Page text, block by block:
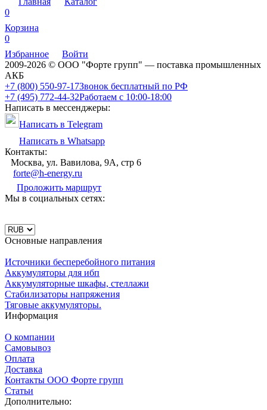
0
Корзина
0
Избранное
Войти
2009-2026 © ООО "Форте групп" — поставка промышленных
АКБ
+7 (800) 550-97-17Звонок бесплатный по РФ
+7 (495) 772-44-32Работаем с 10:00-18:00
Написать в мессенджеры:
Написать в Telegram
Написать в Whatsapp
Контакты:
Москва, ул. Вавилова, 9А, стр 6
forte@h-energy.ru
Проложить маршрут
Мы в социальных сетях:
Основные направления
Источники бесперебойного питания
Аккумуляторы для ибп
Аккумуляторные шкафы, стеллажи
Стабилизаторы напряжения
Тяговые аккумуляторы.
Информация
О компании
Самовывоз
Оплата
Доставка
Контакты ООО Форте групп
Статьи
Дополнительно: